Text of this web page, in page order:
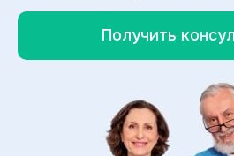
Получить